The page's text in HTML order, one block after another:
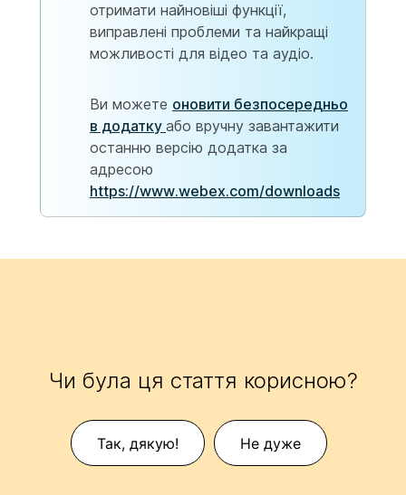
отримати найновіші функції,
виправлені проблеми та найкращі
можливості для відео та аудіо.
Ви можете оновити безпосередньо
в додатку або вручну завантажити
останню версію додатка за
адресою
https://www.webex.com/downloads
Чи була ця стаття корисною?
Так, дякую! Не дуже